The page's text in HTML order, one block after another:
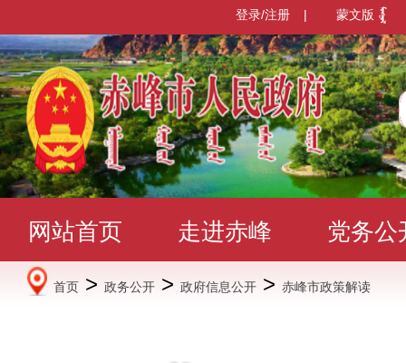
蒙文版
|
登录/注册
网站首页 走进赤峰 党务公
办事服务 政民互动 数据发
首页 > 政务公开 > 政府信息公开 > 赤峰市政策解读